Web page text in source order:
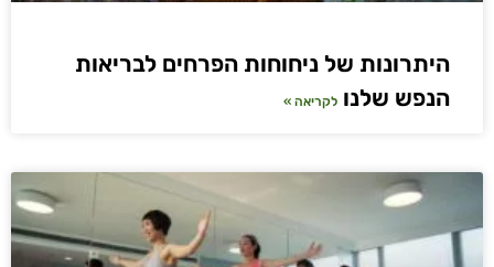
היתרונות של ניחוחות הפרחים לבריאות
הנפש שלנו לקריאה »